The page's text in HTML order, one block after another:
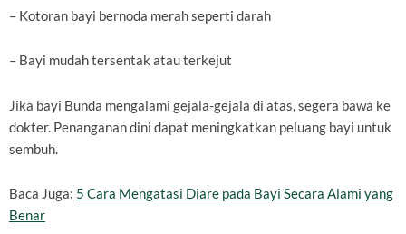
– Kotoran bayi bernoda merah seperti darah
– Bayi mudah tersentak atau terkejut
Jika bayi Bunda mengalami gejala-gejala di atas, segera bawa ke
dokter. Penanganan dini dapat meningkatkan peluang bayi untuk
sembuh.
Baca Juga: 5 Cara Mengatasi Diare pada Bayi Secara Alami yang
Benar